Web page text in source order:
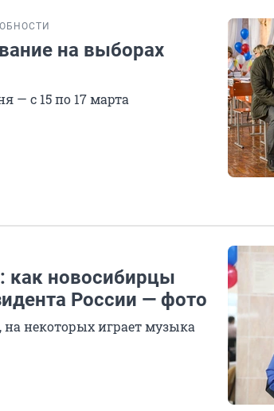
на выборах
— с 15 по 17 марта
как новосибирцы
России — фото
некоторых играет музыка